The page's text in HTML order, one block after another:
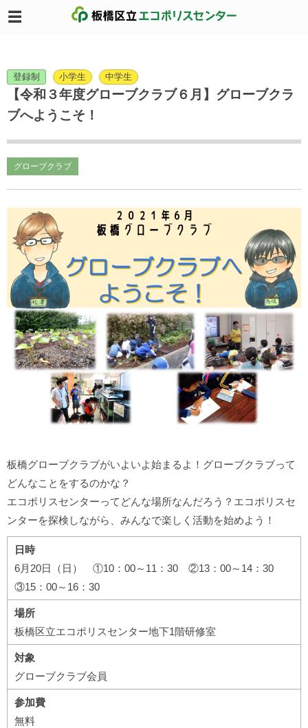
登録制 小学生 中学生
【令和３年度グローブクラブ６月】グローブクラ
ブへようこそ！
グローブクラブ
板橋グローブクラブがいよいよ始まるよ！グローブクラブって
どんなことをするのかな？
エコポリスセンターってどんな場所なんだろう？エコポリスセ
ンターを探検しながら、みんなで楽しく活動を始めよう！
日時
6月20日（日） ①10：00～11：30 ②13：00～14：30
③15：00～16：30
場所
板橋区立エコポリスセンター地下1階研修室
対象
グローブクラブ会員
参加費
無料